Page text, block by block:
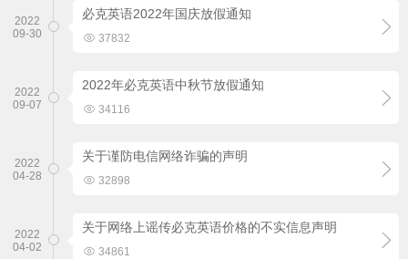
必克英语2022年国庆放假通知
 37832
2022
09-30

2022年必克英语中秋节放假通知
 34116
2022
09-07

关于谨防电信网络诈骗的声明
 32898
2022
04-28

关于网络上谣传必克英语价格的不实信息声明
 34861
2022
04-02
